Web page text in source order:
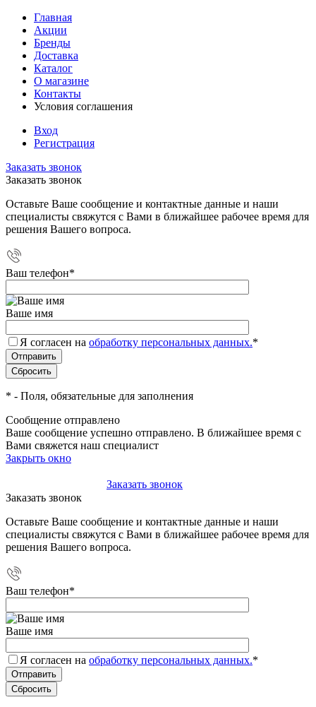
Главная
Акции
Бренды
Доставка
Каталог
О магазине
Контакты
Условия соглашения
Вход
Регистрация
Заказать звонок
Заказать звонок
Оставьте Ваше сообщение и контактные данные и наши
специалисты свяжутся с Вами в ближайшее рабочее время для
решения Вашего вопроса.
Ваш телефон*
Ваше имя
Я согласен на обработку персональных данных.*
* - Поля, обязательные для заполнения
Сообщение отправлено
Ваше сообщение успешно отправлено. В ближайшее время с
Вами свяжется наш специалист
Закрыть окно
Заказать звонок
Заказать звонок
Оставьте Ваше сообщение и контактные данные и наши
специалисты свяжутся с Вами в ближайшее рабочее время для
решения Вашего вопроса.
Ваш телефон*
Ваше имя
Я согласен на обработку персональных данных.*